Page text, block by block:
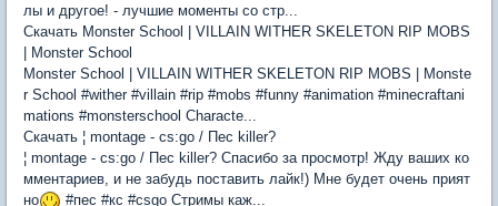
лы и другое! - лучшие моменты со стр...
Скачать Monster School | VILLAIN WITHER SKELETON RIP MOBS
| Monster School
Monster School | VILLAIN WITHER SKELETON RIP MOBS | Monste
r School #wither #villain #rip #mobs #funny #animation #minecraftani
mations #monsterschool Characte...
Скачать ¦ montage - cs:go / Пес killer?
¦ montage - cs:go / Пес killer? Спасибо за просмотр! Жду ваших ко
мментариев, и не забудь поставить лайк!) Мне будет очень прият
но
#пес #кс #csgo Стримы каж...